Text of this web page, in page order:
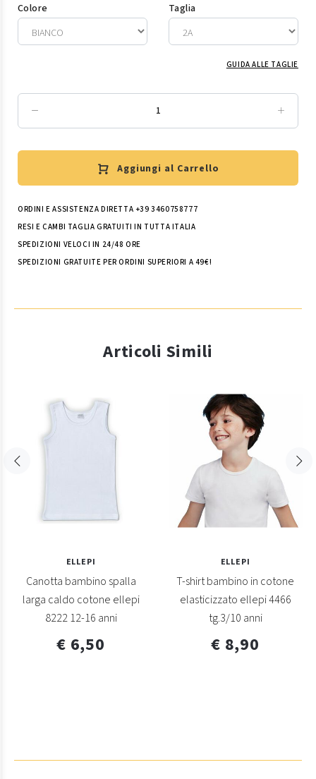
Colore Taglia
GUIDA ALLE TAGLIE
Aggiungi al Carrello
ORDINI E ASSISTENZA DIRETTA +39 3460758777
RESI E CAMBI TAGLIA GRATUITI IN TUTTA ITALIA
SPEDIZIONI VELOCI IN 24/48 ORE
SPEDIZIONI GRATUITE PER ORDINI SUPERIORI A 49€!
Articoli Simili
ELLEPI
Canotta bambino spalla
larga caldo cotone ellepi
8222 12-16 anni
€ 6,50
ELLEPI
T-shirt bambino in cotone
elasticizzato ellepi 4466
tg.3/10 anni
€ 8,90